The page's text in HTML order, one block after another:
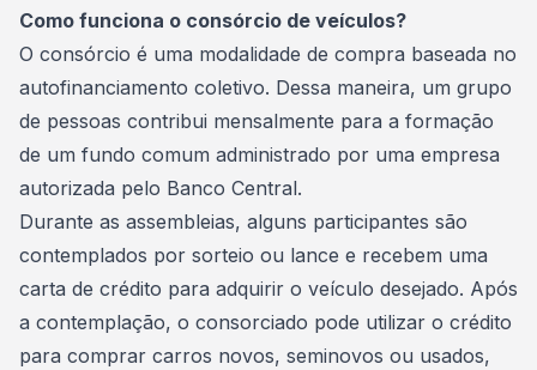
Como funciona o consórcio de veículos?
O consórcio é uma modalidade de compra baseada no
autofinanciamento coletivo. Dessa maneira, um grupo
de pessoas contribui mensalmente para a formação
de um fundo comum administrado por uma empresa
autorizada pelo Banco Central.
Durante as assembleias, alguns participantes são
contemplados por sorteio ou lance e recebem uma
carta de crédito para adquirir o veículo desejado. Após
a contemplação, o consorciado pode utilizar o crédito
para comprar carros novos, seminovos ou usados,